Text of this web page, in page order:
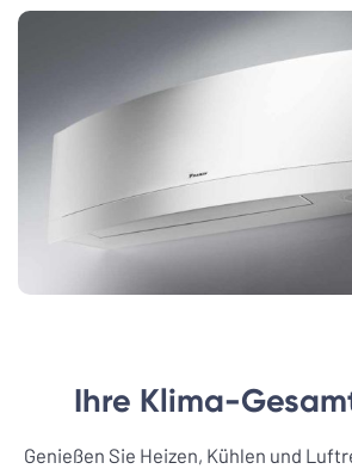
Ihre Klima-
Genießen Sie Heizen, Kühlen und